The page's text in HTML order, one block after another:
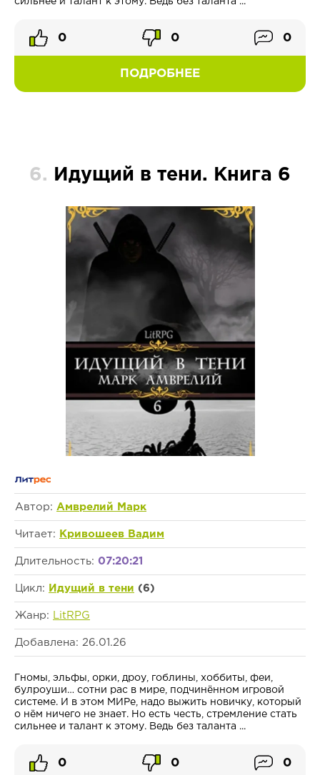
ПОДРОБНЕЕ
0 0 0
6. Идущий в тени. Книга 6
Автор: Амврелий Марк
Читает: Кривошеев Вадим
Длительность: 07:20:21
Цикл: Идущий в тени (6)
Жанр: LitRPG
Добавлена: 26.01.26
Гномы, эльфы, орки, дроу, гоблины, хоббиты, феи,
булроуши… сотни рас в мире, подчинённом игровой
системе. И в этом МИРе, надо выжить новичку, который
о нём ничего не знает. Но есть честь, стремление стать
сильнее и талант к этому. Ведь без таланта ...
0 0 0